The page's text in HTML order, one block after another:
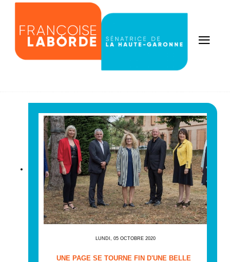
LUNDI, 05 OCTOBRE 2020
UNE PAGE SE TOURNE FIN D'UNE BELLE